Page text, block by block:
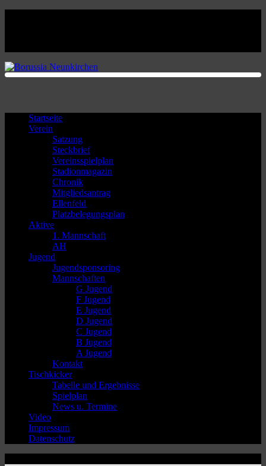
Startseite
Verein
Satzung
Steckbrief
Vereinsspielplan
Stadionmagazin
Chronik
Mitgliedsantrag
Ellenfeld
Platzbelegungsplan
Aktive
1. Mannschaft
AH
Jugend
Jugendsponsoring
Mannschaften
G Jugend
F Jugend
E Jugend
D Jugend
C Jugend
B Jugend
A Jugend
Kontakt
Tischkicker
Tabelle und Ergebnisse
Spielplan
News u. Termine
Video
Impressum
Datenschutz